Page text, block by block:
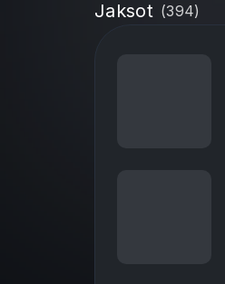
Jaksot (394)